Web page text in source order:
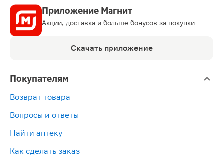
Приложение Магнит
Акции, доставка и больше бонусов за покупки
Скачать приложение
Покупателям
Возврат товара
Вопросы и ответы
Найти аптеку
Как сделать заказ